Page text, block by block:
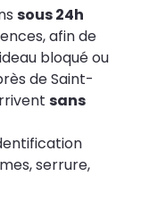
sous 24h
afin de
bloqué ou
de Saint-
sans
serrure,